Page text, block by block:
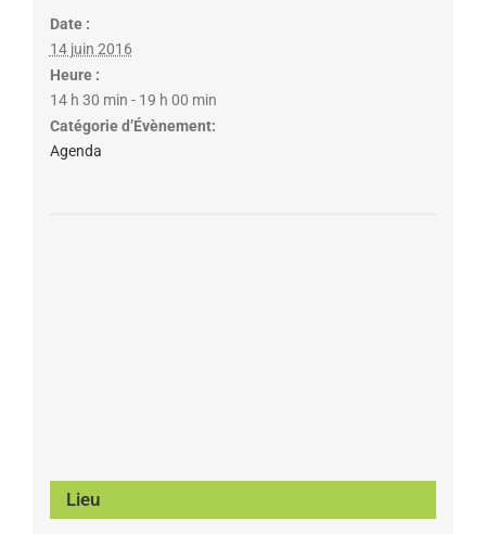
Date :
14 juin 2016
Heure :
14 h 30 min - 19 h 00 min
Catégorie d’Évènement:
Agenda
Lieu